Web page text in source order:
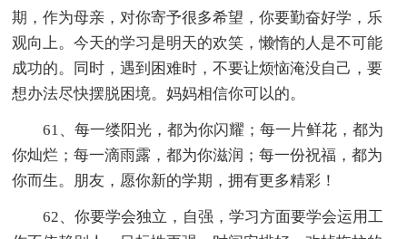
期，作为母亲，对你寄予很多希望，你要勤奋好学，乐
观向上。今天的学习是明天的欢笑，懒惰的人是不可能
成功的。同时，遇到困难时，不要让烦恼淹没自己，要
想办法尽快摆脱困境。妈妈相信你可以的。
61、每一缕阳光，都为你闪耀；每一片鲜花，都为
你灿烂；每一滴雨露，都为你滋润；每一份祝福，都为
你而生。朋友，愿你新的学期，拥有更多精彩！
62、你要学会独立，自强，学习方面要学会运用工